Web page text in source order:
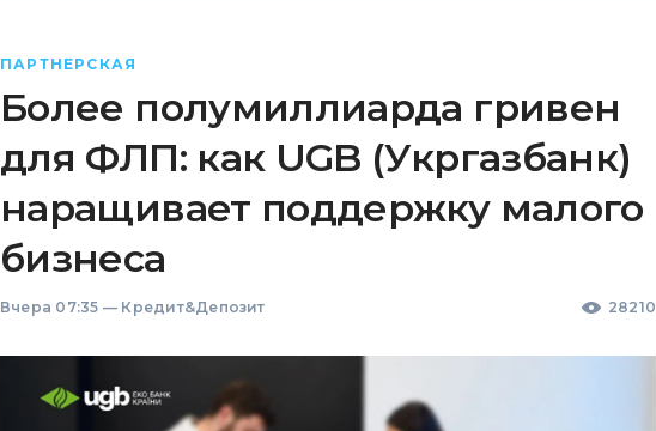
ПАРТНЕРСКАЯ
Более полумиллиарда гривен
для ФЛП: как UGB (Укргазбанк)
наращивает поддержку малого
бизнеса
Вчера 07:35 — Кредит&Депозит 28210